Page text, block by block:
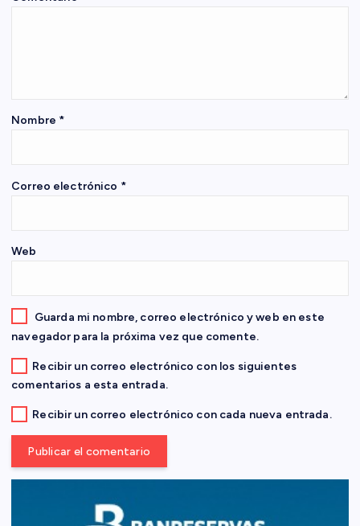
e
n
r
a
d
a
s
Nombre *
Correo electrónico *
Web
Guarda mi nombre, correo electrónico y web en este
navegador para la próxima vez que comente.
Recibir un correo electrónico con los siguientes
comentarios a esta entrada.
Recibir un correo electrónico con cada nueva entrada.